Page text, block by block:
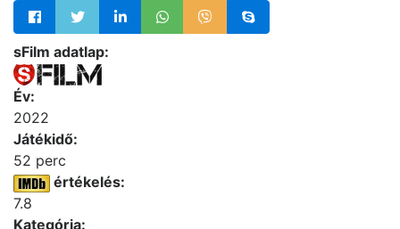
sFilm adatlap:
Év:
2022
Játékidő:
52 perc
értékelés:
7.8
Kategória: